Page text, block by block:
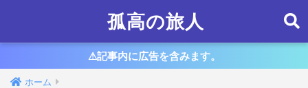
孤高の旅人
⚠︎記事内に広告を含みます。
ホーム